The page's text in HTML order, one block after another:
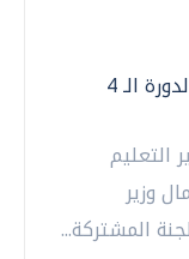
القائم بأعمال وزير الثقافة يشارك بالدورة الـ 4
التعليم
وزير
المشتركة...